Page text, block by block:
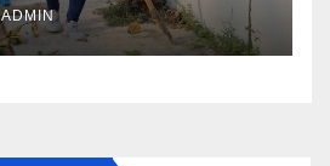
ADMIN